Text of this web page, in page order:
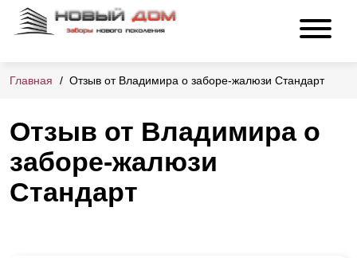
Главная Отзыв от Владимира о заборе-жалюзи Стандарт
Отзыв от Владимира о
заборе-жалюзи
Стандарт